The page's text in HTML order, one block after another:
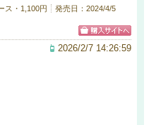
ス・1,100円
発売日：2024/4/5
2026/2/7 14:26:59